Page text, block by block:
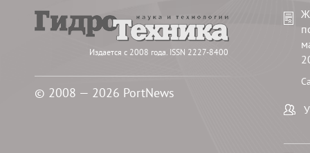
Издается с 2008 года. ISSN 2227-8400
© 2008 — 2026 PortNews